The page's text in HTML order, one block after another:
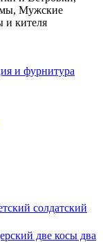
Мужские
кителя
и фурнитура
солдатский
две косы два